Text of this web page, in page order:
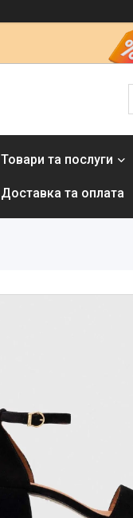
Товари та послуги
Доставка та оплата